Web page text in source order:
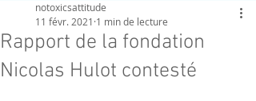
Rapport de la fondation
Nicolas Hulot contesté
notoxicsattitude
11 févr. 2021 1 min de lecture